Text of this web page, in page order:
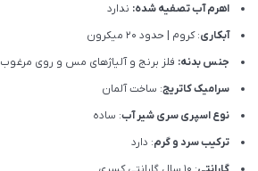
اهرم آب تصفیه شده: ندارد
آبکاری: کروم | حدود 20 میکرون
جنس بدنه: فلز برنج و آلیاژهای مس و روی مرغوب
سرامیک کاتریج: ساخت آلمان
نوع اسپری سری شیر آب: ساده
ترکیب سرد و گرم: دارد